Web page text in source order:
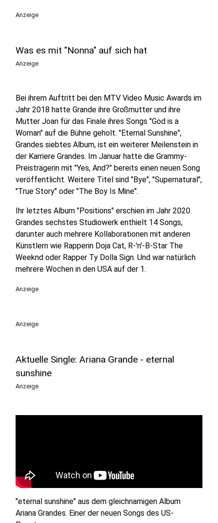
Anzeige
Was es mit "Nonna" auf sich hat
Anzeige
Bei ihrem Auftritt bei den MTV Video Music Awards im
Jahr 2018 hatte Grande ihre Großmutter und ihre
Mutter Joan für das Finale ihres Songs "God is a
Woman" auf die Bühne geholt. "Eternal Sunshine",
Grandes siebtes Album, ist ein weiterer Meilenstein in
der Karriere Grandes. Im Januar hatte die Grammy-
Preisträgerin mit "Yes, And?" bereits einen neuen Song
veröffentlicht. Weitere Titel sind "Bye", "Supernatural",
"True Story" oder "The Boy Is Mine".
Ihr letztes Album "Positions" erschien im Jahr 2020.
Grandes sechstes Studiowerk enthielt 14 Songs,
darunter auch mehrere Kollaborationen mit anderen
Künstlern wie Rapperin Doja Cat, R-'n'-B-Star The
Weeknd oder Rapper Ty Dolla Sign. Und war natürlich
mehrere Wochen in den USA auf der 1.
Anzeige
Anzeige
Aktuelle Single: Ariana Grande - eternal
sunshine
Anzeige
"eternal sunshine" aus dem gleichnamigen Album
Ariana Grandes. Einer der neuen Songs des US-